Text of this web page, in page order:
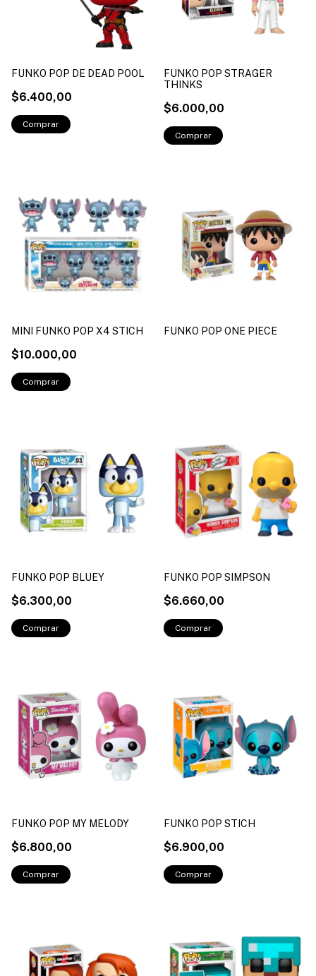
FUNKO POP DE DEAD POOL
$6.400,00
FUNKO POP STRAGER
THINKS
$6.000,00
MINI FUNKO POP X4 STICH
$10.000,00
FUNKO POP ONE PIECE
FUNKO POP BLUEY
$6.300,00
FUNKO POP SIMPSON
$6.660,00
FUNKO POP MY MELODY
$6.800,00
FUNKO POP STICH
$6.900,00